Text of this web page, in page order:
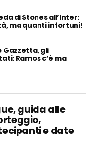
di Stones all’Inter:
ma quanti infortuni!
Gazzetta, gli
Ramos c’è ma
guida alle
e date